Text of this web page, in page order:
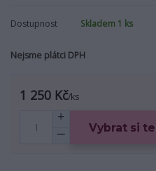
Dostupnost Skladem 1 ks
Nejsme plátci DPH
1 250 Kč/ks
Vybrat si